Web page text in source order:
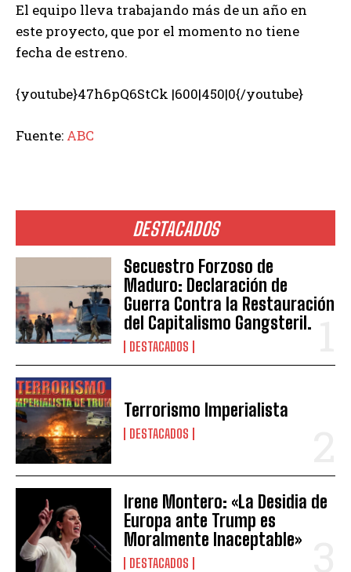
DESTACADOS
Secuestro Forzoso de
Maduro: Declaración de
Guerra Contra la Restauración
del Capitalismo Gangsteril.
DESTACADOS
Terrorismo Imperialista
DESTACADOS
Irene Montero: «La Desidia de
Europa ante Trump es
Moralmente Inaceptable»
DESTACADOS
El equipo lleva trabajando más de un año en
este proyecto, que por el momento no tiene
fecha de estreno.
{youtube}47h6pQ6StCk |600|450|0{/youtube}
Fuente: ABC